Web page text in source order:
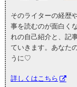
そのライターの経歴
事を読むのが面白く
れの自己紹介と、記
ていきます。あなた
うに♡
詳しくはこちら